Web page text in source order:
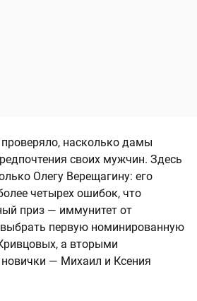
насколько дамы
своих мужчин. Здесь
Олегу Верещагину: его
четырех ошибок, что
приз — иммунитет от
первую номинированную
а вторыми
— Михаил и Ксения